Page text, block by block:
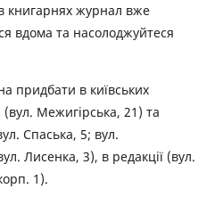
книгарнях журнал вже
вдома та насолоджуйтеся
придбати в київських
Межигірська, 21) та
Спаська, 5; вул.
Лисенка, 3), в редакції (вул.
1).